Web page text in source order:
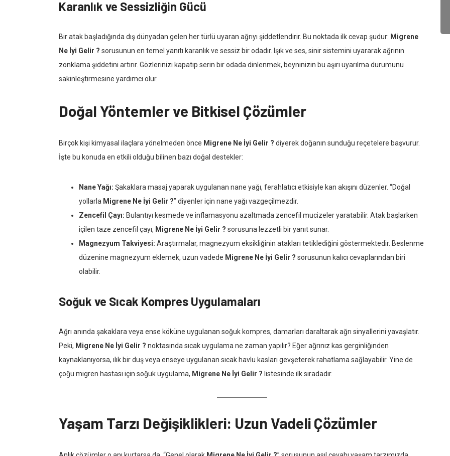
Karanlık ve Sessizliğin Gücü
Bir atak başladığında dış dünyadan gelen her türlü uyaran ağrıyı şiddetlendirir. Bu noktada ilk cevap şudur: Migrene
Ne İyi Gelir ? sorusunun en temel yanıtı karanlık ve sessiz bir odadır. Işık ve ses, sinir sistemini uyararak ağrının
zonklama şiddetini artırır. Gözlerinizi kapatıp serin bir odada dinlenmek, beyninizin bu aşırı uyarılma durumunu
sakinleştirmesine yardımcı olur.
Doğal Yöntemler ve Bitkisel Çözümler
Birçok kişi kimyasal ilaçlara yönelmeden önce Migrene Ne İyi Gelir ? diyerek doğanın sunduğu reçetelere başvurur.
İşte bu konuda en etkili olduğu bilinen bazı doğal destekler:
Nane Yağı: Şakaklara masaj yaparak uygulanan nane yağı, ferahlatıcı etkisiyle kan akışını düzenler. “Doğal
yollarla Migrene Ne İyi Gelir ?” diyenler için nane yağı vazgeçilmezdir.
Zencefil Çayı: Bulantıyı kesmede ve inflamasyonu azaltmada zencefil mucizeler yaratabilir. Atak başlarken
içilen taze zencefil çayı, Migrene Ne İyi Gelir ? sorusuna lezzetli bir yanıt sunar.
Magnezyum Takviyesi: Araştırmalar, magnezyum eksikliğinin atakları tetiklediğini göstermektedir. Beslenme
düzenine magnezyum eklemek, uzun vadede Migrene Ne İyi Gelir ? sorusunun kalıcı cevaplarından biri
olabilir.
Soğuk ve Sıcak Kompres Uygulamaları
Ağrı anında şakaklara veya ense köküne uygulanan soğuk kompres, damarları daraltarak ağrı sinyallerini yavaşlatır.
Peki, Migrene Ne İyi Gelir ? noktasında sıcak uygulama ne zaman yapılır? Eğer ağrınız kas gerginliğinden
kaynaklanıyorsa, ılık bir duş veya enseye uygulanan sıcak havlu kasları gevşeterek rahatlama sağlayabilir. Yine de
çoğu migren hastası için soğuk uygulama, Migrene Ne İyi Gelir ? listesinde ilk sıradadır.
Yaşam Tarzı Değişiklikleri: Uzun Vadeli Çözümler